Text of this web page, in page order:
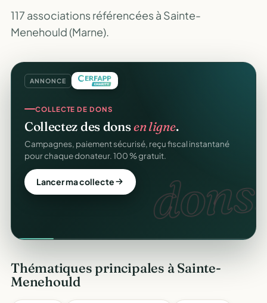
117 associations référencées à Sainte-
Menehould (Marne).
ANNONCE
dons.
COLLECTE DE DONS
Collectez des donsen ligne.
Campagnes, paiement sécurisé, reçu fiscal instantané
pour chaque donateur. 100 % gratuit.
Lancer ma collecte
Thématiques principales à Sainte-
Menehould